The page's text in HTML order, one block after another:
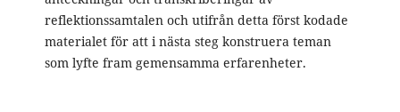
reflektionssamtalen och utifrån detta först kodade
materialet för att i nästa steg konstruera teman
som lyfte fram gemensamma erfarenheter.